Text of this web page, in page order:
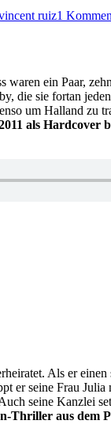
ruiz1
ein Paar,
die sie fortan
um Halland zu
als Hardcover
Als er einen
er seine Frau
seine Kanzlei
Thriller aus dem